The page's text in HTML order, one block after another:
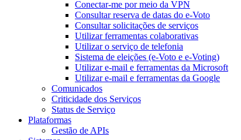
Conectar-me por meio da VPN
Consultar reserva de datas do e-Voto
Consultar solicitações de serviços
Utilizar ferramentas colaborativas
Utilizar o serviço de telefonia
Sistema de eleições (e-Voto e e-Voting)
Utilizar e-mail e ferramentas da Microsoft
Utilizar e-mail e ferramentas da Google
Comunicados
Criticidade dos Serviços
Status de Serviço
Plataformas
Gestão de APIs